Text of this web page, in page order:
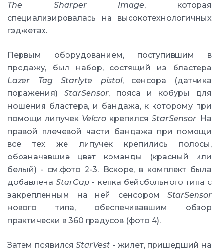
The Sharper Image, которая
специализировалась на высокотехнологичных
гэджетах.
Первым оборудованием, поступившим в
продажу, был набор, состящий из бластера
Lazer Tag Starlyte pistol, сенсора (датчика
поражения) StarSensor, пояса и кобуры для
ношения бластера, и бандажа, к которому при
помощи липучек Velcro крепился StarSensor. На
правой плечевой части бандажа при помощи
все тех же липучек крепились полосы,
обозначавшие цвет команды (красный или
белый) - см.фото 2-3. Вскоре, в комплект была
добавленаStarCap - кепка бейсбольного типа с
закрепленным на ней сенсором StarSensor
нового типа, обеспечивавшим обзор
практически в 360 градусов (фото 4).
Затем появилсяStarVest - жилет, пришедший на